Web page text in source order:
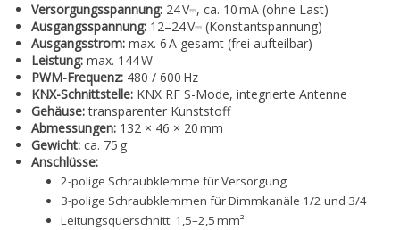
Versorgungsspannung: 24 V⎓, ca. 10 mA (ohne Last)
Ausgangsspannung: 12–24 V⎓ (Konstantspannung)
Ausgangsstrom: max. 6 A gesamt (frei aufteilbar)
Leistung: max. 144 W
PWM-Frequenz: 480 / 600 Hz
KNX-Schnittstelle: KNX RF S-Mode, integrierte Antenne
Gehäuse:transparenter Kunststoff
Abmessungen: 132 × 46 × 20 mm
Gewicht: ca. 75 g
Anschlüsse:
2-polige Schraubklemme für Versorgung
3-polige Schraubklemmen für Dimmkanäle 1/2 und 3/4
Leitungsquerschnitt: 1,5–2,5 mm²